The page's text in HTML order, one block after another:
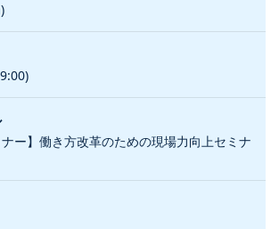
ナー】働き方改革のための現場力向上セミナ